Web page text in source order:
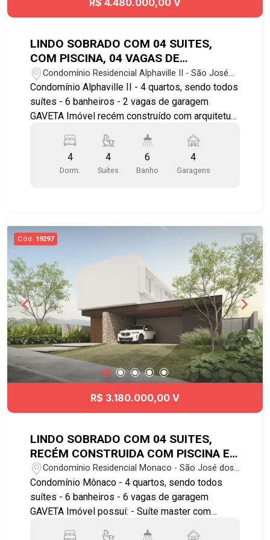
R$ 4.480.000,00 V
LINDO SOBRADO COM 04 SUITES,
COM PISCINA, 04 VAGAS DE
GARAGEM, RECÉM CONSTRUÍDA NO
CONDOMINIO ALPHAVILLE II
Condomínio Residencial Alphaville II - São José
dos Campos/SP
Condomínio Alphaville II - 4 quartos, sendo todos
suítes - 6 banheiros - 2 vagas de garagem
GAVETA Imóvel recém construído com arquitetura
com sala de jantar e a churrasqueira; - Piscina e
jardim; - Suíte master com banheira, cuba dupla
para o casal; - Quartos no piso superior; -
Bicicletário - Portaria e segurança 24 hs Próximo
de parques e praças Localizado próximo a
universidade Univap Agende já sua visita!!
4
Dorm.
4
Suítes
6
Banho
4
Garagens
Cód. 19297
R$ 3.180.000,00 V
LINDO SOBRADO COM 04 SUITES,
RECÉM CONSTRUIDA COM PISCINA E
06 VAGAS DE GARAGEM
Condomínio Residencial Monaco - São José dos
Campos/SP
Condomínio Mônaco - 4 quartos, sendo todos
suítes - 6 banheiros - 6 vagas de garagem
GAVETA Imóvel possuí: - Suíte master com